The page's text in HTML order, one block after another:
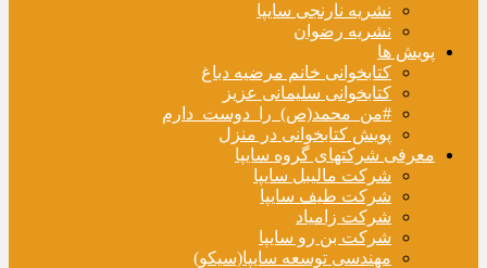
نشریه نارنجی سایپا
نشریه رضوان
پویش ها
کتابخوانی خانم مرضیه دباغ
کتابخوانی سلیمانی عزیز
#من_محمد(ص)_را_دوست_دارم
پویش کتابخوانی در منزل
معرفی شرکتهای گروه سایپا
شرکت مالیبل سایپا
شرکت طیف سایپا
شرکت زامیاد
شرکت بن رو سایپا
مهندسی توسعه سایپا(سیکو)